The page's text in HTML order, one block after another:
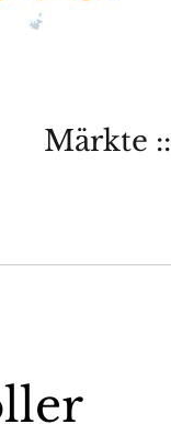
Märkte ::